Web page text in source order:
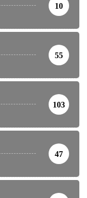
10
55
103
47